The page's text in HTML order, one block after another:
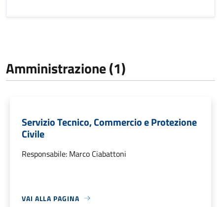
Amministrazione (1)
Servizio Tecnico, Commercio e Protezione
Civile
Responsabile: Marco Ciabattoni
VAI ALLA PAGINA